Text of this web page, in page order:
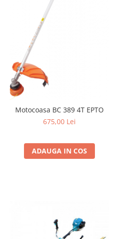
Motocoasa BC 389 4T EPTO
675,00 Lei
ADAUGA IN COS